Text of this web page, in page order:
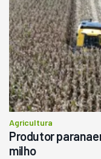
Agricultura
Produtor
milho